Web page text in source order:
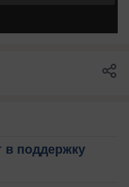
в поддержку